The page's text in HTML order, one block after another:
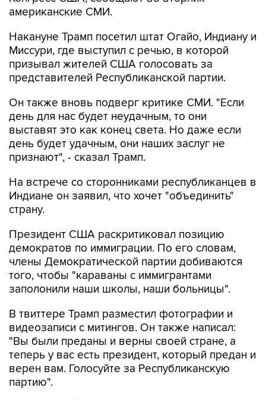
американские СМИ.
Накануне Трамп посетил штат Огайо, Индиану и
Миссури, где выступил с речью, в которой
призывал жителей США голосовать за
представителей Республиканской партии.
Он также вновь подверг критике СМИ. "Если
день для нас будет неудачным, то они
выставят это как конец света. Но даже если
день будет удачным, они наших заслуг не
признают", - сказал Трамп.
На встрече со сторонниками республиканцев в
Индиане он заявил, что хочет "объединить"
страну.
Президент США раскритиковал позицию
демократов по иммиграции. По его словам,
члены Демократической партии добиваются
того, чтобы "караваны с иммигрантами
заполонили наши школы, наши больницы".
В твиттере Трамп разместил фотографии и
видеозаписи с митингов. Он также написал:
"Вы были преданы и верны своей стране, а
теперь у вас есть президент, который предан и
верен вам. Голосуйте за Республиканскую
партию".